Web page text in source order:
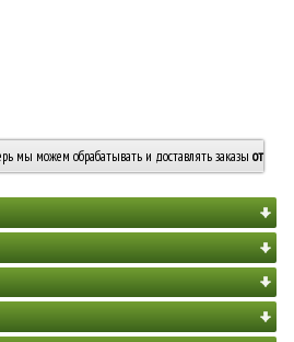
мы можем обрабатывать и доставлять заказы от